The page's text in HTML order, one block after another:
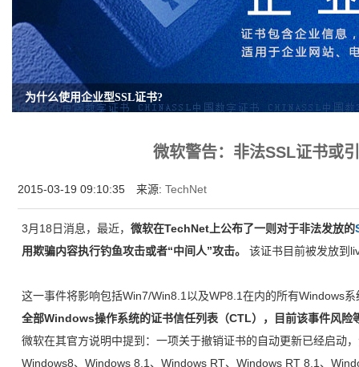
增强型证书EV SSL，完美支持地址栏显示中文企业名称
微软警告：非法SSL证书或
2015-03-19 09:10:35 来源:TechNet
3月18日消息，最近，微软在TechNet上公布了一则对于非法发放的
用欺骗内容执行钓鱼攻击或者“中间人”攻击。
该证书目前被发放到
这一事件将影响包括Win7/Win8.1以及WP8.1在内的所有Windows
全部Windows操作系统的证书信任列表（CTL），目前该事件风险
微软在其官方说明中提到：一项关于撤销证书的自动更新已经启动
Windows8、Windows 8.1、Windows RT、Windows RT 8.1、